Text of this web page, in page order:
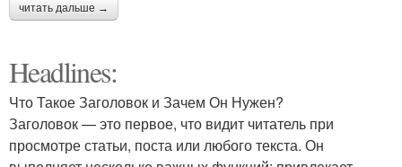
читать дальше →
Headlines:
Что Такое Заголовок и Зачем Он Нужен?
Заголовок — это первое, что видит читатель при
просмотре статьи, поста или любого текста. Он